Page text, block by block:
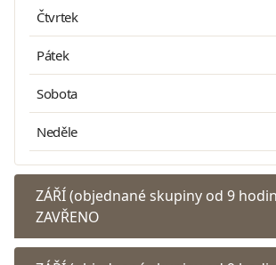
Čtvrtek
Pátek
Sobota
Neděle
ZÁŘÍ (objednané skupiny od 9
ZAVŘENO